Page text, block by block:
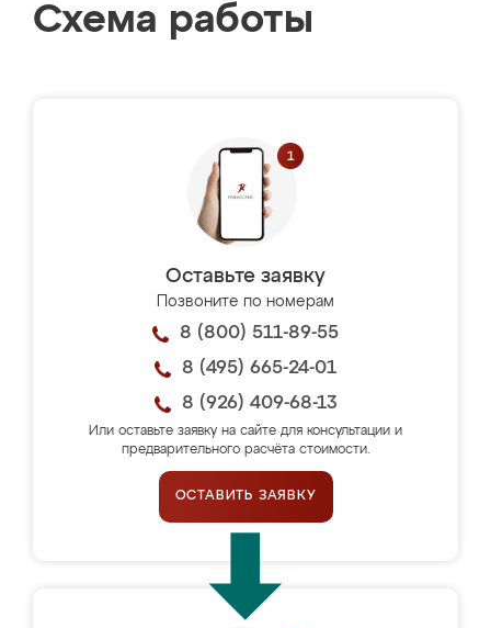
Схема работы
Оставьте заявку
Позвоните по номерам
8 (800) 511-89-55
8 (495) 665-24-01
8 (926) 409-68-13
Или оставьте заявку на сайте для консультации и
предварительного расчёта стоимости.
ОСТАВИТЬ ЗАЯВКУ